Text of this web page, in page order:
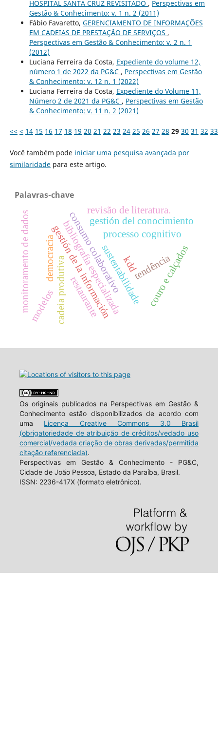
HOSPITAL SANTA CRUZ REVISITADO , Perspectivas em
Gestão & Conhecimento: v. 1 n. 2 (2011)
Fábio Favaretto, GERENCIAMENTO DE INFORMAÇÕES
EM CADEIAS DE PRESTAÇÃO DE SERVIÇOS ,
Perspectivas em Gestão & Conhecimento: v. 2 n. 1
(2012)
Luciana Ferreira da Costa, Expediente do volume 12,
número 1 de 2022 da PG&C , Perspectivas em Gestão
& Conhecimento: v. 12 n. 1 (2022)
Luciana Ferreira da Costa, Expediente do Volume 11,
Número 2 de 2021 da PG&C , Perspectivas em Gestão
& Conhecimento: v. 11 n. 2 (2021)
<< < 14 15 16 17 18 19 20 21 22 23 24 25 26 27 28 29 30 31 32 33
Você também pode iniciar uma pesquisa avançada por
similaridadepara este artigo.
Palavras-chave
processo cognitivo
consumo colaborativo
bibliografia especializadakdd
gestión de la información
gestión del conocimiento
sustentabilidade
cadeia produtiva tendência
democracia
revisão de literatura.
couro e calçados
modelos
monitoramento de dados restaurante
Os originais publicados na Perspectivas em Gestão &
Conhecimento estão disponibilizados de acordo com
uma Licença Creative Commons 3.0 Brasil
(obrigatoriedade de atribuição de créditos/vedado uso
comercial/vedada criação de obras derivadas/permitida
citação referenciada).
Perspectivas em Gestão & Conhecimento - PG&C,
Cidade de João Pessoa, Estado da Paraíba, Brasil.
ISSN: 2236-417X (formato eletrônico).